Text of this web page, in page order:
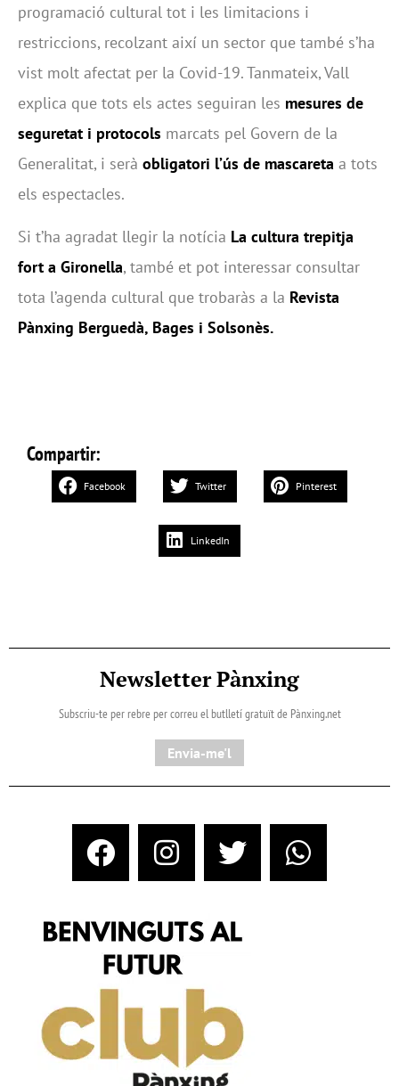
programació cultural tot i les limitacions i
restriccions, recolzant així un sector que també s’ha
vist molt afectat per la Covid-19. Tanmateix, Vall
explica que tots els actes seguiran les mesures de
seguretat i protocols marcats pel Govern de la
Generalitat, i serà obligatori l’ús de mascareta a tots
els espectacles.
Si t’ha agradat llegir la notícia La cultura trepitja
fort a Gironella, també et pot interessar consultar
tota l’agenda cultural que trobaràs a la Revista
Pànxing Berguedà, Bages i Solsonès.
Compartir:
Facebook Twitter Pinterest
LinkedIn
Newsletter Pànxing
Subscriu-te per rebre per correu el butlletí gratuït de Pànxing.net​
Envia-me'l